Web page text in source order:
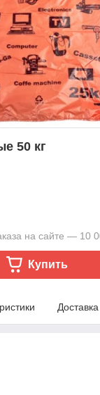
50 кг
на сайте — 10
Купить
Доставка